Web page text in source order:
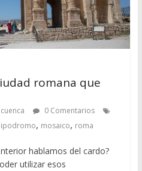
romana que
0 Comentarios
, mosaico, roma
hablamos del cardo?
utilizar esos